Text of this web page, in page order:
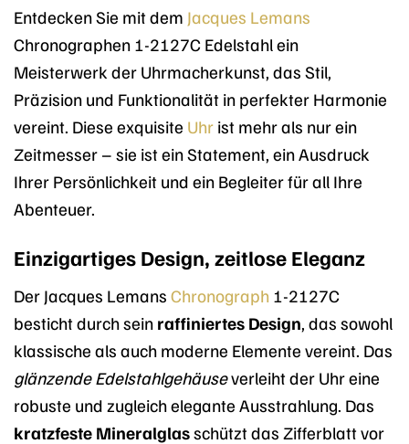
Entdecken Sie mit dem Jacques Lemans
Chronographen 1-2127C Edelstahl ein
Meisterwerk der Uhrmacherkunst, das Stil,
Präzision und Funktionalität in perfekter Harmonie
vereint. Diese exquisite Uhr ist mehr als nur ein
Zeitmesser – sie ist ein Statement, ein Ausdruck
Ihrer Persönlichkeit und ein Begleiter für all Ihre
Abenteuer.
Einzigartiges Design, zeitlose Eleganz
Der Jacques Lemans Chronograph 1-2127C
besticht durch sein raffiniertes Design, das sowohl
klassische als auch moderne Elemente vereint. Das
glänzende Edelstahlgehäuseverleiht der Uhr eine
robuste und zugleich elegante Ausstrahlung. Das
kratzfeste Mineralglasschützt das Zifferblatt vor